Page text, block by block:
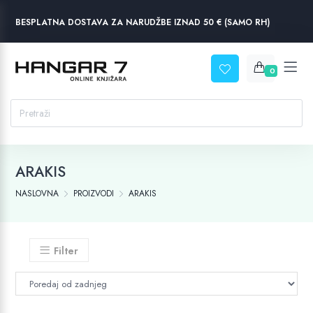
BESPLATNA DOSTAVA ZA NARUDŽBE IZNAD 50 € (SAMO RH)
0
ARAKIS
NASLOVNA PROIZVODI ARAKIS
Filter